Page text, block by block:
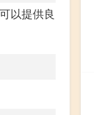
以提供良